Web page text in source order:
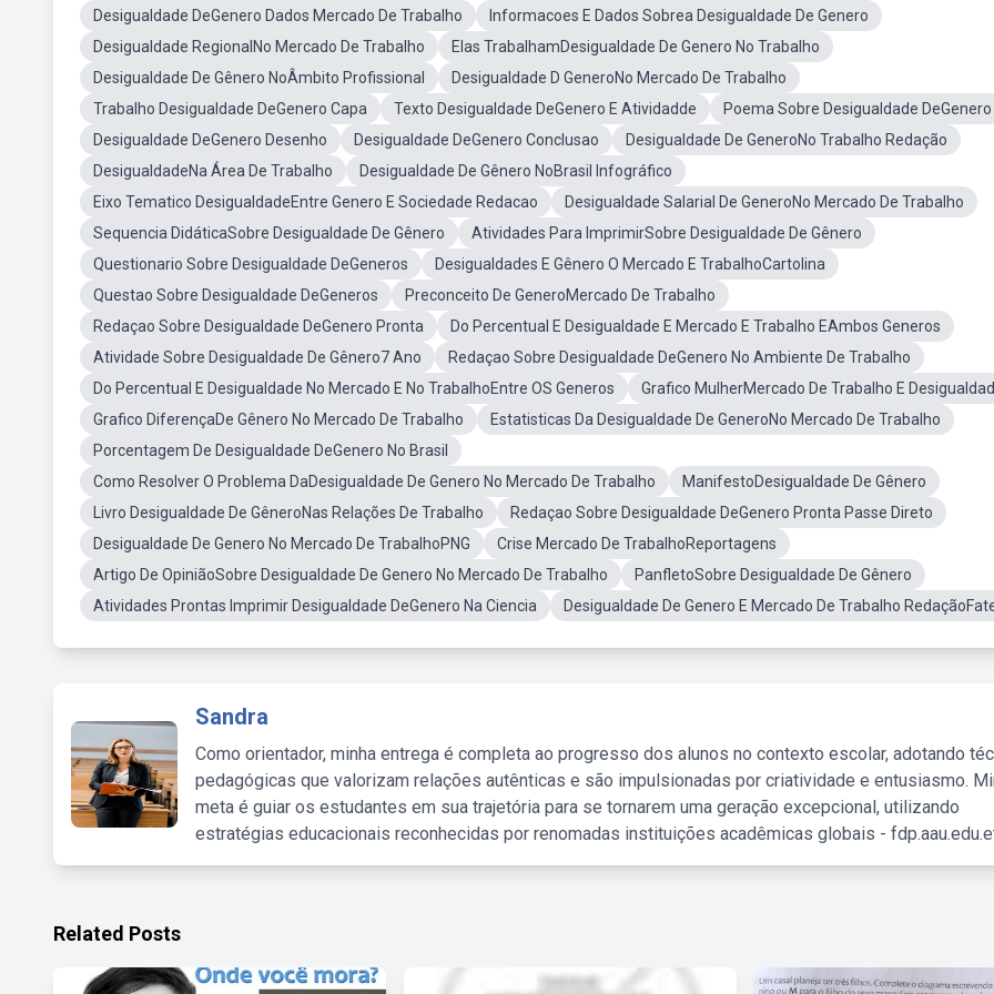
Desigualdade DeGenero Dados Mercado De Trabalho
Informacoes E Dados Sobrea Desigualdade De Genero
Desigualdade RegionalNo Mercado De Trabalho
Elas TrabalhamDesigualdade De Genero No Trabalho
Desigualdade De Gênero NoÂmbito Profissional
Desigualdade D GeneroNo Mercado De Trabalho
Trabalho Desigualdade DeGenero Capa
Texto Desigualdade DeGenero E Atividadde
Poema Sobre Desigualdade DeGenero
Desigualdade DeGenero Desenho
Desigualdade DeGenero Conclusao
Desigualdade De GeneroNo Trabalho Redação
DesigualdadeNa Área De Trabalho
Desigualdade De Gênero NoBrasil Infográfico
Eixo Tematico DesigualdadeEntre Genero E Sociedade Redacao
Desigualdade Salarial De GeneroNo Mercado De Trabalho
Sequencia DidáticaSobre Desigualdade De Gênero
Atividades Para ImprimirSobre Desigualdade De Gênero
Questionario Sobre Desigualdade DeGeneros
Desigualdades E Gênero O Mercado E TrabalhoCartolina
Questao Sobre Desigualdade DeGeneros
Preconceito De GeneroMercado De Trabalho
Redaçao Sobre Desigualdade DeGenero Pronta
Do Percentual E Desigualdade E Mercado E Trabalho EAmbos Generos
Atividade Sobre Desigualdade De Gênero7 Ano
Redaçao Sobre Desigualdade DeGenero No Ambiente De Trabalho
Do Percentual E Desigualdade No Mercado E No TrabalhoEntre OS Generos
Grafico MulherMercado De Trabalho E
Grafico DiferençaDe Gênero No Mercado De Trabalho
Estatisticas Da Desigualdade De GeneroNo Mercado De Trabalho
Porcentagem De Desigualdade DeGenero No Brasil
Como Resolver O Problema DaDesigualdade De Genero No Mercado De Trabalho
ManifestoDesigualdade De Gênero
Livro Desigualdade De GêneroNas Relações De Trabalho
Redaçao Sobre Desigualdade DeGenero Pronta Passe Direto
Desigualdade De Genero No Mercado De TrabalhoPNG
Crise Mercado De TrabalhoReportagens
Artigo De OpiniãoSobre Desigualdade De Genero No Mercado De Trabalho
PanfletoSobre Desigualdade De Gênero
Atividades Prontas Imprimir Desigualdade DeGenero Na Ciencia
Desigualdade De Genero E Mercado De Trabalho
Sandra
Como orientador, minha entrega é completa ao progresso dos alunos no contexto escolar, adotando
pedagógicas que valorizam relações autênticas e são impulsionadas por criatividade e entusiasmo.
meta é guiar os estudantes em sua trajetória para se tornarem uma geração excepcional, utilizando
estratégias educacionais reconhecidas por renomadas instituições acadêmicas globais -
Related Posts